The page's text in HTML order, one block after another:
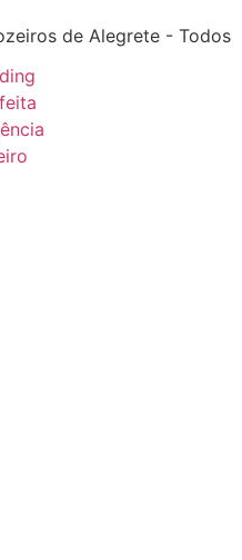
de Alegrete - Todos